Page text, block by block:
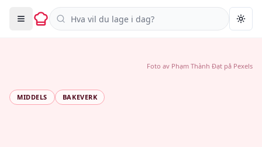
Søk i oppskrifter
MIDDELS BAKEVERK
Foto av Phạm Thành Đạt på Pexels